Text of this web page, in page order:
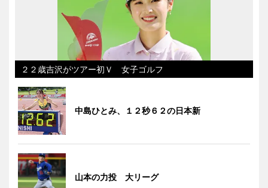
２２歳吉沢がツアー初Ｖ 女子ゴルフ
中島ひとみ、１２秒６２の日本新
山本の力投 大リーグ